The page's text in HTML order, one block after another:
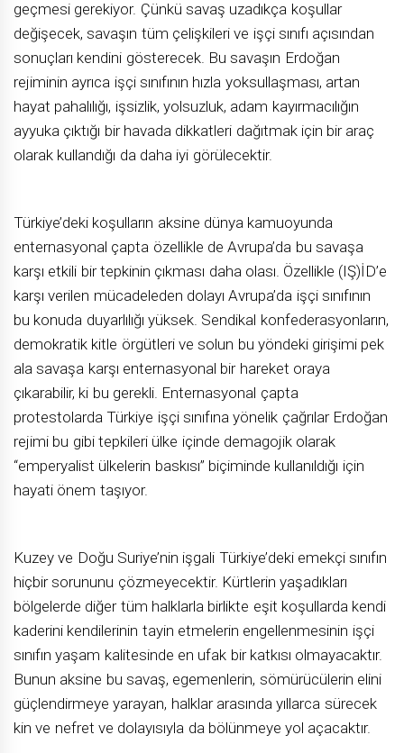
geçmesi gerekiyor. Çünkü savaş uzadıkça koşullar
değişecek, savaşın tüm çelişkileri ve işçi sınıfı açısından
sonuçları kendini gösterecek. Bu savaşın Erdoğan
rejiminin ayrıca işçi sınıfının hızla yoksullaşması, artan
hayat pahalılığı, işsizlik, yolsuzluk, adam kayırmacılığın
ayyuka çıktığı bir havada dikkatleri dağıtmak için bir araç
olarak kullandığı da daha iyi görülecektir.
Türkiye’deki koşulların aksine dünya kamuoyunda
enternasyonal çapta özellikle de Avrupa’da bu savaşa
karşı etkili bir tepkinin çıkması daha olası. Özellikle (IŞ)İD’e
karşı verilen mücadeleden dolayı Avrupa’da işçi sınıfının
bu konuda duyarlılığı yüksek. Sendikal konfederasyonların,
demokratik kitle örgütleri ve solun bu yöndeki girişimi pek
ala savaşa karşı enternasyonal bir hareket oraya
çıkarabilir, ki bu gerekli. Enternasyonal çapta
protestolarda Türkiye işçi sınıfına yönelik çağrılar Erdoğan
rejimi bu gibi tepkileri ülke içinde demagojik olarak
“emperyalist ülkelerin baskısı” biçiminde kullanıldığı için
hayati önem taşıyor.
Kuzey ve Doğu Suriye’nin işgali Türkiye’deki emekçi sınıfın
hiçbir sorununu çözmeyecektir. Kürtlerin yaşadıkları
bölgelerde diğer tüm halklarla birlikte eşit koşullarda kendi
kaderini kendilerinin tayin etmelerin engellenmesinin işçi
sınıfın yaşam kalitesinde en ufak bir katkısı olmayacaktır.
Bunun aksine bu savaş, egemenlerin, sömürücülerin elini
güçlendirmeye yarayan, halklar arasında yıllarca sürecek
kin ve nefret ve dolayısıyla da bölünmeye yol açacaktır.